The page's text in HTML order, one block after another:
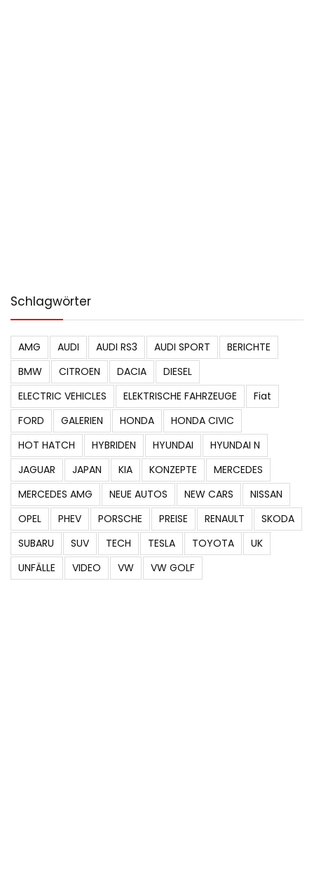
Schlagwörter
AMG AUDI AUDI RS3 AUDI SPORT
BERICHTE
BMW
CITROEN DACIA
DIESEL
ELECTRIC VEHICLES
ELEKTRISCHE FAHRZEUGE
Fiat
FORD
GALERIEN HONDA
HONDA CIVIC
HOT HATCH
HYBRIDEN HYUNDAI
HYUNDAI N
JAGUAR
JAPAN KIA KONZEPTE
MERCEDES
MERCEDES AMG
NEUE AUTOS NEW CARS
NISSAN
OPEL
PHEV PORSCHE PREISE RENAULT
SKODA
SUBARU
SUV TECH TESLA TOYOTA
UK
UNFÄLLE
VIDEO VW VW GOLF